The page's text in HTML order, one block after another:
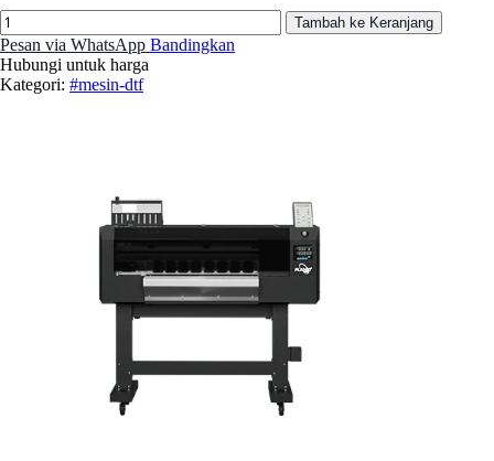
Tambah ke Keranjang
Pesan via WhatsApp Bandingkan
Hubungi untuk harga
Kategori: #mesin-dtf